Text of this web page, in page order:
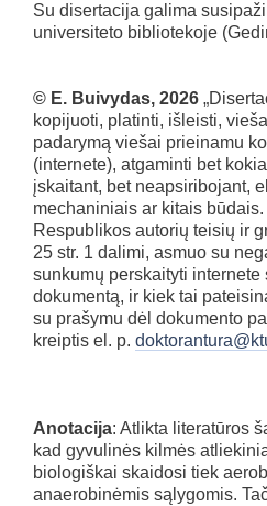
Su disertacija galima
universiteto bibliotekoje
© E. Buivydas, 2026
kopijuoti, platinti, išleisti,
padarymą viešai prieinamu
(internete), atgaminti bet
įskaitant, bet neapsiribojant,
mechaniniais ar kitais
Respublikos autorių teisių ir
25 str. 1 dalimi, asmuo su
sunkumų perskaityti
dokumentą, ir kiek tai
su prašymu dėl dokumento
kreiptis el. p.
Anotacija: Atlikta literatūros
kad gyvulinės kilmės
biologiškai skaidosi tiek
anaerobinėmis sąlygomis.